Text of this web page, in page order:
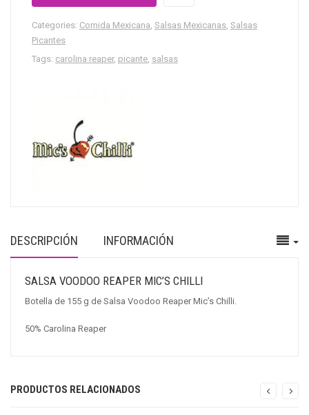
Categories: Comida Mexicana, Salsas Mexicanas, Salsas
Picantes
Tags: carolina reaper, picante, salsas
DESCRIPCIÓN INFORMACIÓN
SALSA VOODOO REAPER MIC’S CHILLI
Botella de 155 g de Salsa Voodoo Reaper Mic’s Chilli.
50% Carolina Reaper
PRODUCTOS RELACIONADOS